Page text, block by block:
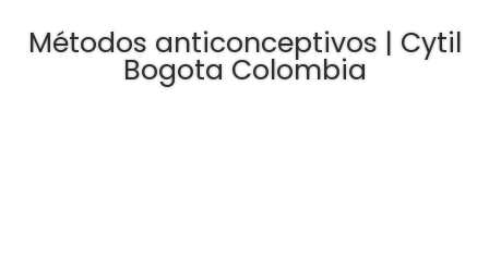
Métodos anticonceptivos | Cytil
Bogota Colombia